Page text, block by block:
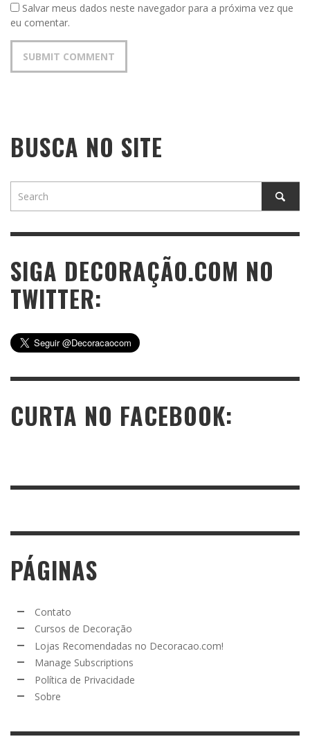
Salvar meus dados neste navegador para a próxima vez que
eu comentar.
BUSCA NO SITE
SIGA DECORAÇÃO.COM NO
TWITTER:
CURTA NO FACEBOOK:
PÁGINAS
Contato
Cursos de Decoração
Lojas Recomendadas no Decoracao.com!
Manage Subscriptions
Política de Privacidade
Sobre